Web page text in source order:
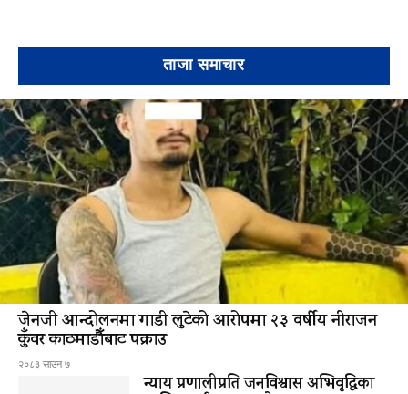
ताजा समाचार
जेनजी आन्दोलनमा गाडी लुटेको आरोपमा २३ वर्षीय नीराजन
कुँवर काठमाडौँबाट पक्राउ
२०८३ साउन ७
न्याय प्रणालीप्रति जनविश्वास अभिवृद्धिका